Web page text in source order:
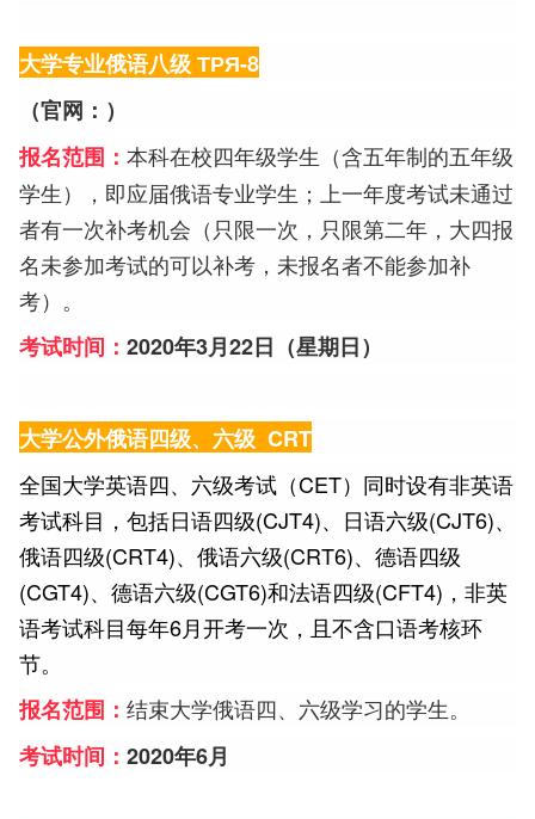
大学专业俄语八级 ТРЯ-8
（官网： ）
报名范围： 本科在校四年级学生（含五年制的五年级
学生），即应届俄语专业学生；上一年度考试未通过
者有一次补考机会（只限一次，只限第二年，大四报
名未参加考试的可以补考，未报名者不能参加补
考）。
考试时间： 2020年3月22日（星期日）
大学公外俄语四级、六级 CRT
全国大学英语四、六级考试（CET）同时设有非英语
考试科目，包括日语四级(CJT4)、日语六级(CJT6)、
俄语四级(CRT4)、俄语六级(CRT6)、德语四级
(CGT4)、德语六级(CGT6)和法语四级(CFT4)，非英
语考试科目每年6月开考一次，且不含口语考核环
节。
报名范围： 结束大学俄语四、六级学习的学生。
考试时间： 2020年6月